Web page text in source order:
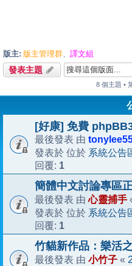
版主: 版主管理群、 譯文組
發表主題
8 個主題 •
[好康] 免費
最後發表 由
發表於 位於 系統公告
回覆: 1
簡體中文討論專區
最後發表 由心靈捕手
發表於 位於 系統公告
回覆: 1
竹貓新作品：樂活
最後發表 由 小竹子 «